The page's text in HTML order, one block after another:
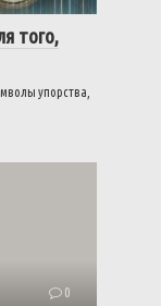
того,
упорства,
0